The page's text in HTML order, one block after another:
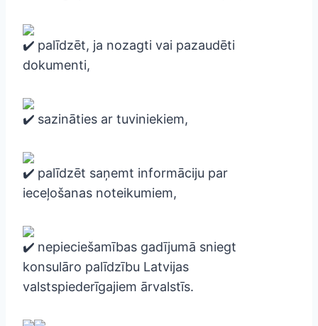
palīdzēt, ja nozagti vai pazaudēti
dokumenti,
sazināties ar tuviniekiem,
palīdzēt saņemt informāciju par
ieceļošanas noteikumiem,
nepieciešamības gadījumā sniegt
konsulāro palīdzību Latvijas
valstspiederīgajiem ārvalstīs.